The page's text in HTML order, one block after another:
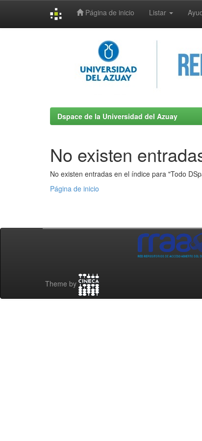
Página de inicio Listar
Dspace de la Universidad del Azuay
No existen
No existen entradas en el índice para "Todo
Página de inicio
Theme by